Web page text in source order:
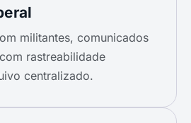
militantes, comunicados
rastreabilidade
centralizado.